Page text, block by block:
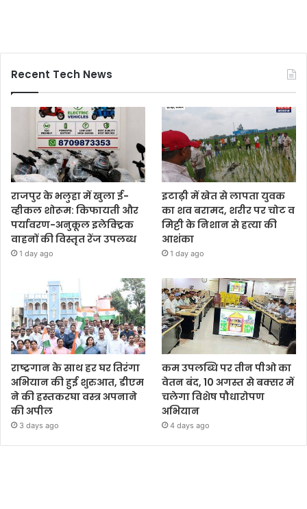
Recent Tech News
राजपुर के भलुहा में खुला ई-
व्हीकल शोरूम: किफायती और
पर्यावरण-अनुकूल इलेक्ट्रिक
वाहनों की विस्तृत रेंज उपलब्ध
1 day ago
इटाढ़ी में खेत से लापता युवक
का शव बरामद, शरीर पर चोट व
मिट्टी के निशान से हत्या की
आशंका
1 day ago
राष्ट्रगान के साथ हर घर तिरंगा
अभियान की हुई शुरुआत, डीएम
ने की हस्तकरघा वस्त्र अपनाने
की अपील
3 days ago
कम उपलब्धि पर तीन पीओ का
वेतन बंद, 10 अगस्त से बक्सर में
चलेगा विशेष पौधारोपण
अभियान
4 days ago